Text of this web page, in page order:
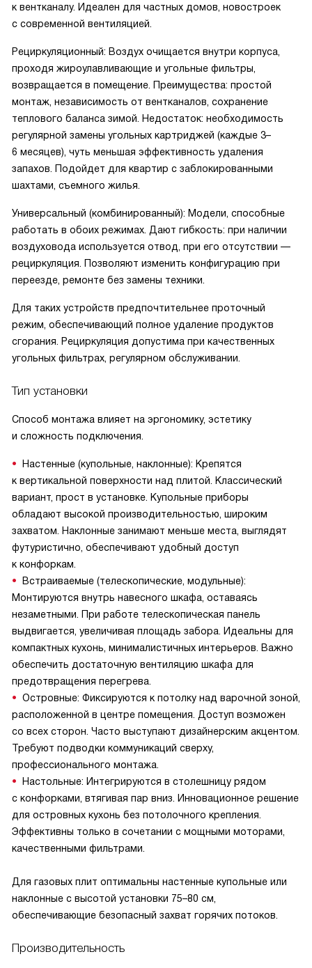
к вентканалу. Идеален для частных домов, новостроек
с современной вентиляцией.
Рециркуляционный: Воздух очищается внутри корпуса,
проходя жироулавливающие и угольные фильтры,
возвращается в помещение. Преимущества: простой
монтаж, независимость от вентканалов, сохранение
теплового баланса зимой. Недостаток: необходимость
регулярной замены угольных картриджей (каждые 3–
6 месяцев), чуть меньшая эффективность удаления
запахов. Подойдет для квартир с заблокированными
шахтами, съемного жилья.
Универсальный (комбинированный): Модели, способные
работать в обоих режимах. Дают гибкость: при наличии
воздуховода используется отвод, при его отсутствии —
рециркуляция. Позволяют изменить конфигурацию при
переезде, ремонте без замены техники.
Для таких устройств предпочтительнее проточный
режим, обеспечивающий полное удаление продуктов
сгорания. Рециркуляция допустима при качественных
угольных фильтрах, регулярном обслуживании.
Тип установки
Способ монтажа влияет на эргономику, эстетику
и сложность подключения.
Настенные (купольные, наклонные): Крепятся
к вертикальной поверхности над плитой. Классический
вариант, прост в установке. Купольные приборы
обладают высокой производительностью, широким
захватом. Наклонные занимают меньше места, выглядят
футуристично, обеспечивают удобный доступ
к конфоркам.
Встраиваемые (телескопические, модульные):
Монтируются внутрь навесного шкафа, оставаясь
незаметными. При работе телескопическая панель
выдвигается, увеличивая площадь забора. Идеальны для
компактных кухонь, минималистичных интерьеров. Важно
обеспечить достаточную вентиляцию шкафа для
предотвращения перегрева.
Островные: Фиксируются к потолку над варочной зоной,
расположенной в центре помещения. Доступ возможен
со всех сторон. Часто выступают дизайнерским акцентом.
Требуют подводки коммуникаций сверху,
профессионального монтажа.
Настольные: Интегрируются в столешницу рядом
с конфорками, втягивая пар вниз. Инновационное решение
для островных кухонь без потолочного крепления.
Эффективны только в сочетании с мощными моторами,
качественными фильтрами.
Для газовых плит оптимальны настенные купольные или
наклонные с высотой установки 75–80 см,
обеспечивающие безопасный захват горячих потоков.
Производительность